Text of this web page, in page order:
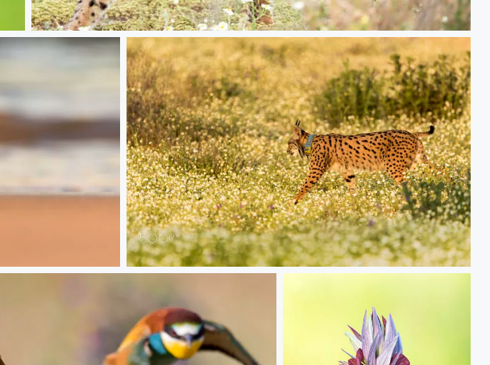
20180507 Doñana - 028
20180504 Doñana - 051